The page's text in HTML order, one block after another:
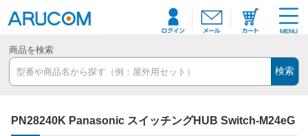
商品を検索
検索
PN28240K Panasonic スイッチングHUB Switch-M24eG